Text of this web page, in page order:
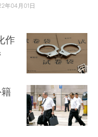
年04月01日
作